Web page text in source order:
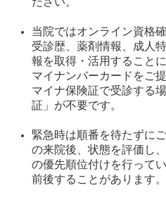
当院ではオンライン資格
受診歴、薬剤情報、成人
報を取得・活用すること
マイナンバーカードをご
マイナ保険証で受診する
証」が不要です。
緊急時は順番を待たずに
の来院後、状態を評価し
の優先順位付けを行って
前後することがあります。